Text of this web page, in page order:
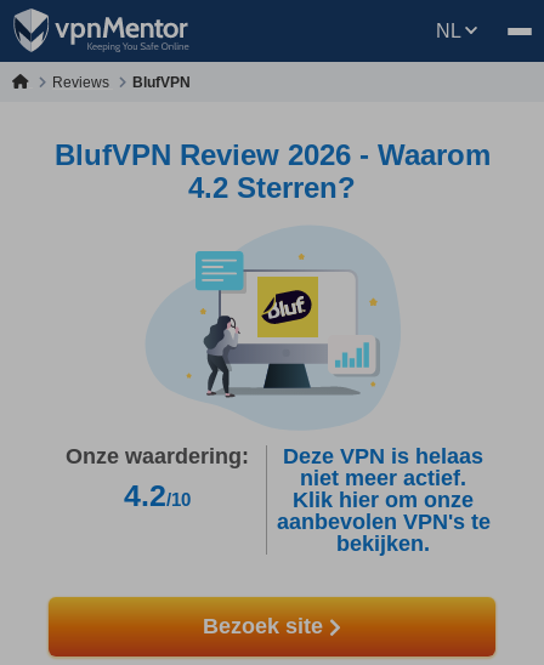
NL
Reviews BlufVPN
BlufVPN Review 2026 - Waarom
4.2 Sterren?
Onze waardering:
4.2/10
Deze VPN is helaas
niet meer actief.
Klik hier om onze
aanbevolen VPN's te
bekijken.
Bezoek site